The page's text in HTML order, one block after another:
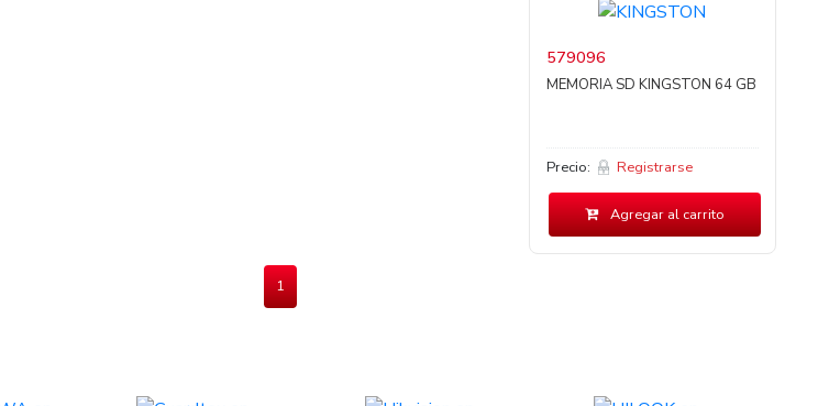
579096
MEMORIA SD KINGSTON 64 GB
Precio: Registrarse
Agregar al carrito
1